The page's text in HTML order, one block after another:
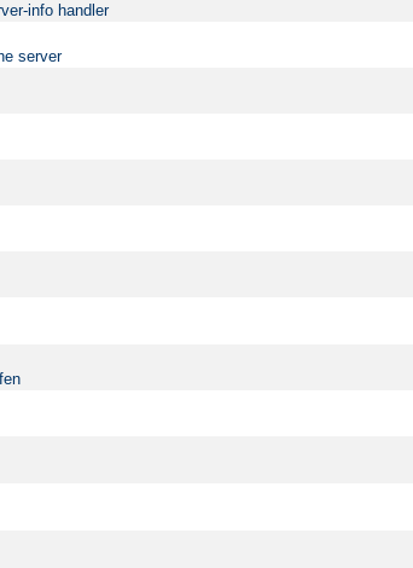
info handler
server